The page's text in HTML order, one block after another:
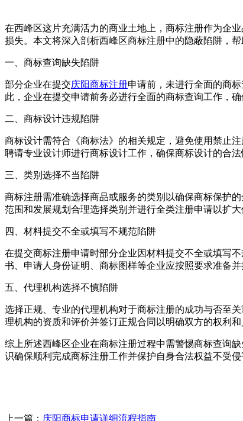
在西峰区这片充满活力的商业土地上，商标注册作为企
损失。本文将深入剖析西峰区商标注册中的隐蔽陷阱，
一、商标查询缺失陷阱
部分企业在提交庆阳商标注册申请前，未进行全面的商
此，企业在提交申请前务必进行全面的商标查询工作，
二、商标设计违规陷阱
商标设计需符合《商标法》的相关规定，避免使用禁止
聘请专业设计师进行商标设计工作，确保商标设计的合法
三、类别选择不当陷阱
商标注册需准确选择商品或服务的类别以确保商标保护
范围和发展规划合理选择类别并进行全类注册申请以扩大
四、材料提交不全或填写不规范陷阱
在提交商标注册申请时部分企业因材料提交不全或填写
书、申请人身份证明、商标图样等企业应按照要求准备并
五、代理机构选择不慎陷阱
选择正规、专业的代理机构对于商标注册的成功与否至
理机构的资质和评价并签订正规合同以明确双方的权利和
综上所述西峰区企业在商标注册过程中需警惕商标查询
识确保顺利完成商标注册工作并保护自身合法权益不受侵
上一篇： 庆阳商标申请详细流程指南